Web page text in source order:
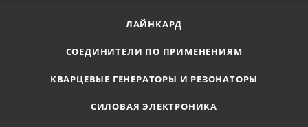
ЛАЙНКАРД
СОЕДИНИТЕЛИ ПО ПРИМЕНЕНИЯМ
КВАРЦЕВЫЕ ГЕНЕРАТОРЫ И РЕЗОНАТОРЫ
СИЛОВАЯ ЭЛЕКТРОНИКА